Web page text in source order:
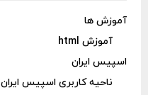
آموزش ها
آموزش html
اسپیس ایران
ناحیه کاربری اسپیس ایران